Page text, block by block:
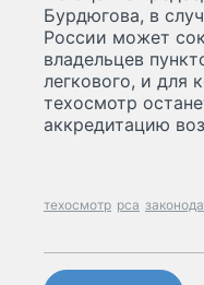
Бурдюгова, в
России может
владельцев
легкового, и для
техосмотр
аккредитацию
техосмотр рса